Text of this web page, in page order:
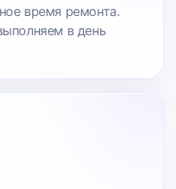
время ремонта.
в день